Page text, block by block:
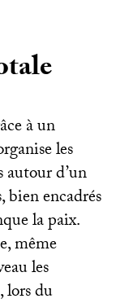
à un
les
d’un
bien encadrés
la paix.
même
les
lors du